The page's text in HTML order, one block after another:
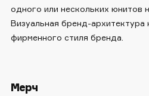
одного или нескольких юнитов
Визуальная бренд-архитектура
фирменного стиля бренда.
Мерч